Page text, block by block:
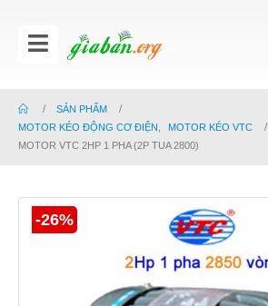
SẢN PHẨM
MOTOR KÉO ĐỘNG CƠ ĐIỆN
MOTOR KÉO VTC
MOTOR VTC 2HP 1 PHA (2P TUA 2800)
-26%